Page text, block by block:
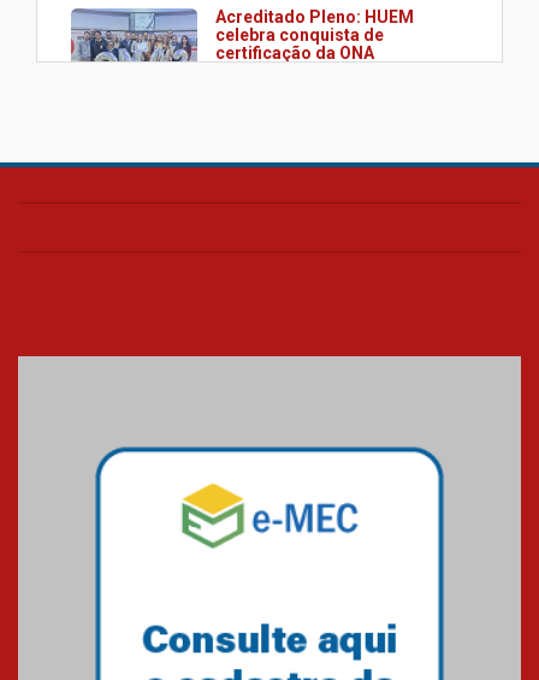
Acreditado Pleno: HUEM
celebra conquista de
certificação da ONA
HUEM é o primeiro hospital do
UTI's inteligentes
referência mundial em
Pós-Asco: evento do HUEM
debate novidades sobre
estudos e tratamentos contra
o câncer
MackPesquisa 2026 prorroga
inscrições até 14 de agosto